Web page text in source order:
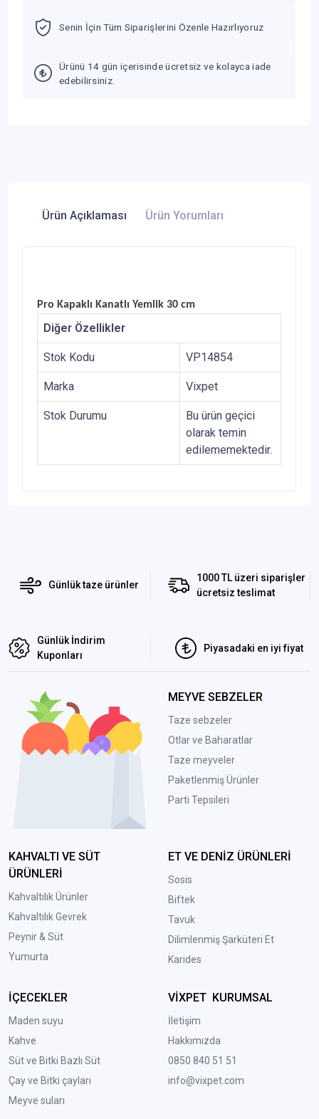
Senin İçin Tüm Siparişlerini Özenle Hazırlıyoruz
Ürünü 14 gün içerisinde ücretsiz ve kolayca iade
edebilirsiniz.
Ürün Açıklaması Ürün Yorumları
Pro Kapaklı Kanatlı Yemlik 30 cm
Diğer Özellikler
Stok Kodu VP14854
Marka Vixpet
Stok Durumu
Bu ürün geçici
olarak temin
edilememektedir.
Günlük taze ürünler
1000 TL üzeri siparişler
ücretsiz teslimat
Günlük İndirim
Kuponları
Piyasadaki en iyi fiyat
MEYVE SEBZELER
Taze sebzeler
Otlar ve Baharatlar
Taze meyveler
Paketlenmiş Ürünler
Parti Tepsileri
KAHVALTI VE SÜT
ÜRÜNLERİ
Kahvaltılık Ürünler
Kahvaltılık Gevrek
Peynir & Süt
Yumurta
ET VE DENİZ ÜRÜNLERİ
Sosis
Biftek
Tavuk
Dilimlenmiş Şarküteri Et
Karides
İÇECEKLER
Maden suyu
Kahve
Süt ve Bitki Bazlı Süt
Çay ve Bitki çayları
Meyve suları
VİXPET KURUMSAL
İletişim
Hakkımızda
0850 840 51 51
info@vixpet.com